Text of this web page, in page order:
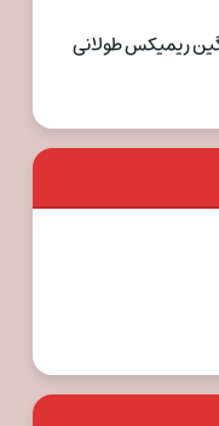
ریمیکس طولانی